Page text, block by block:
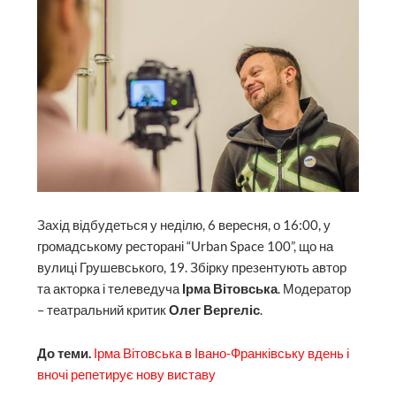
Захід відбудеться у неділю, 6 вересня, о 16:00, у
громадському ресторані “Urban Space 100”, що на
вулиці Грушевського, 19. Збірку презентують автор
та акторка і телеведуча Ірма Вітовська. Модератор
– театральний критикОлег Вергеліс.
До теми. Ірма Вітовська в Івано-Франківську вдень і
вночі репетирує нову виставу